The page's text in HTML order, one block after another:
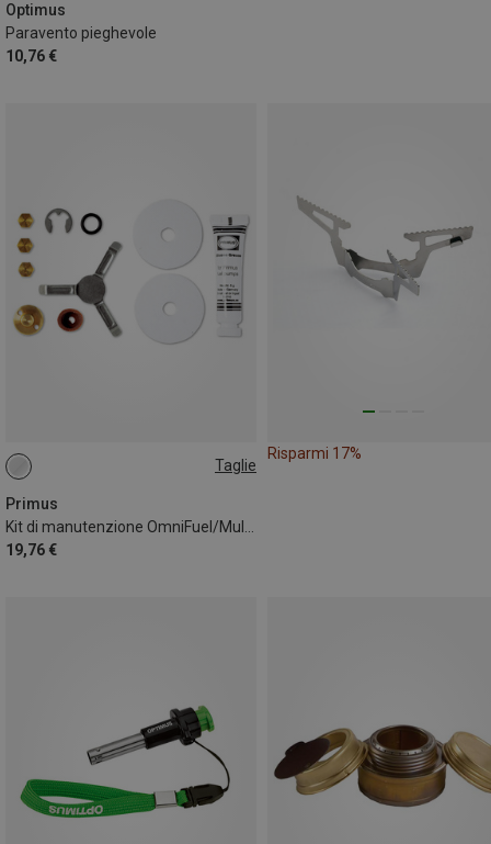
Optimus
Paravento pieghevole
10,76 €
Taglie
Primus
19,76 €
ONE SIZE
Risparmi 17%